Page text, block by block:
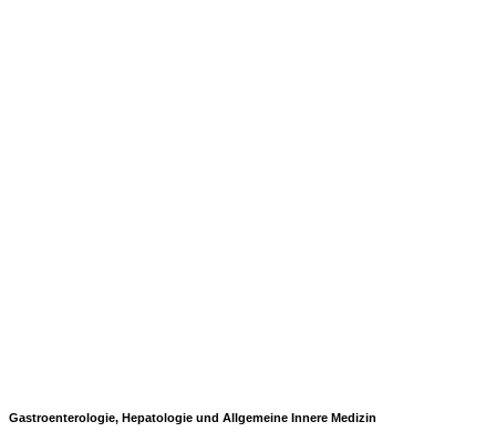
Gastroenterologie, Hepatologie und Allgemeine Innere Medizin